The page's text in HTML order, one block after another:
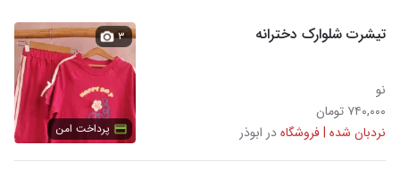
تیشرت شلوارک دخترانه
نو
۷۴۰,۰۰۰ تومان
نردبان شده | فروشگاهدر ابوذر
۳
پرداخت امن